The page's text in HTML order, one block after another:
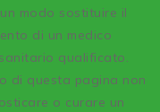
modo sostituire il
di un medico
qualificato.
di questa pagina non
o curare un